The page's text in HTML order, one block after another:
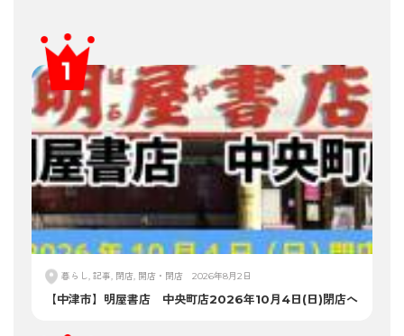
暮らし, 記事, 閉店, 開店・閉店 2026年8月2日
【中津市】明屋書店 中央町店2026年10月4日(日)閉店へ